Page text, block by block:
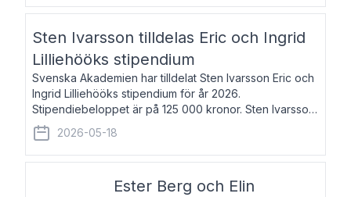
Sten Ivarsson tilldelas Eric och Ingrid
Lilliehööks stipendium
Svenska Akademien har tilldelat Sten Ivarsson Eric och
Ingrid Lilliehööks stipendium för år 2026.
Stipendiebeloppet är på 125 000 kronor. Sten Ivarsson,
född 1979, är mediateksamordnare vid
Söderslättsgymnasiet i Trelleborg. Här har han på
2026-05-18
Ester Berg och Elin